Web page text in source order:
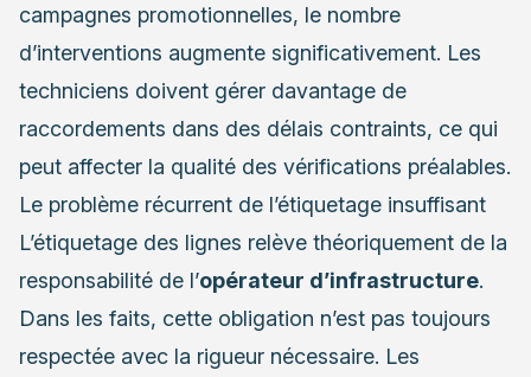
campagnes promotionnelles, le nombre
d’interventions augmente significativement. Les
techniciens doivent gérer davantage de
raccordements dans des délais contraints, ce qui
peut affecter la qualité des vérifications préalables.
Le problème récurrent de l’étiquetage insuffisant
L’étiquetage des lignes relève théoriquement de la
responsabilité de l’opérateur d’infrastructure.
Dans les faits, cette obligation n’est pas toujours
respectée avec la rigueur nécessaire. Les